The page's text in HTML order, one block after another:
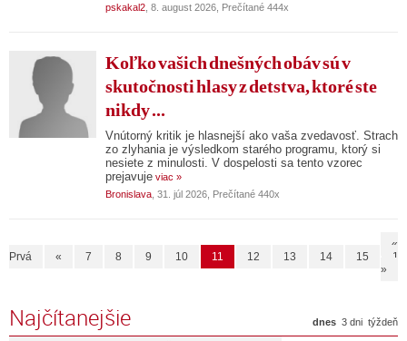
pskakal2 , 8. august 2026, Prečítané 444x
Koľko vašich dnešných obáv sú v
skutočnosti hlasy z detstva, ktoré ste
nikdy ...
Vnútorný kritik je hlasnejší ako vaša zvedavosť. Strach
zo zlyhania je výsledkom starého programu, ktorý si
nesiete z minulosti. V dospelosti sa tento vzorec
prejavuje viac »
Bronislava , 31. júl 2026, Prečítané 440x
«
Prvá
« 7 8 9 10 11 12 13 14 15
16
»
Najčítanejšie dnes 3 dni týždeň